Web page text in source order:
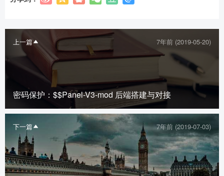
2元 5元 10元
20元 50 元 自定义
上一篇 7年前 (2019-05-20)
密码保护：$$Panel-V3-mod 后端搭建与对接
下一篇 7年前 (2019-07-03)